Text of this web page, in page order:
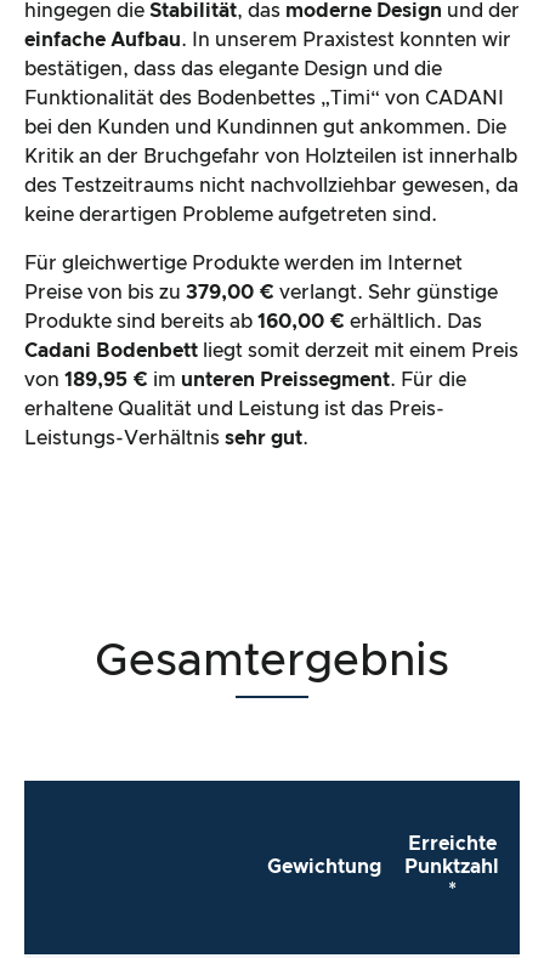
hingegen die Stabilität, das moderne Design und der
einfache Aufbau. In unserem Praxistest konnten wir
bestätigen, dass das elegante Design und die
Funktionalität des Bodenbettes „Timi“ von CADANI
bei den Kunden und Kundinnen gut ankommen. Die
Kritik an der Bruchgefahr von Holzteilen ist innerhalb
des Testzeitraums nicht nachvollziehbar gewesen, da
keine derartigen Probleme aufgetreten sind.
Für gleichwertige Produkte werden im Internet
Preise von bis zu 379,00 € verlangt. Sehr günstige
Produkte sind bereits ab 160,00 € erhältlich. Das
Cadani Bodenbett liegt somit derzeit mit einem Preis
von 189,95 € im unteren Preissegment. Für die
erhaltene Qualität und Leistung ist das Preis-
Leistungs-Verhältnis sehr gut.
Gesamtergebnis
Gewichtung
Erreichte
Punktzahl
*